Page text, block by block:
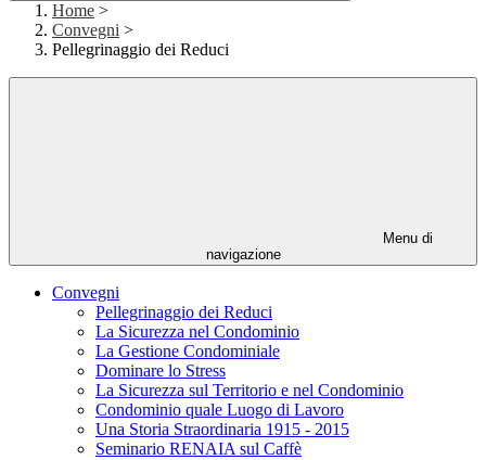
Home >
Convegni >
Pellegrinaggio dei Reduci
Menu di
navigazione
Convegni
Pellegrinaggio dei Reduci
La Sicurezza nel Condominio
La Gestione Condominiale
Dominare lo Stress
La Sicurezza sul Territorio e nel Condominio
Condominio quale Luogo di Lavoro
Una Storia Straordinaria 1915 - 2015
Seminario RENAIA sul Caffè